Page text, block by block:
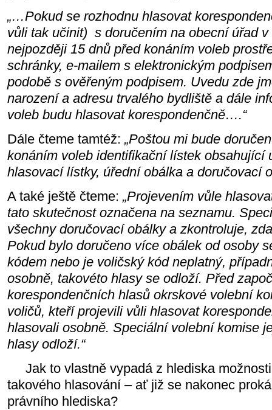
„…Pokud se rozhodnu hlasovat
vůli tak učinit) s doručením na obecní úřad
nejpozději 15 dnů před konáním voleb
schránky, e-mailem s elektronickým
podobě s ověřeným podpisem. Uvedu zde
narození a adresu trvalého bydliště a dále
voleb budu hlasovat korespondenčně….“
Dále čteme tamtéž: „Poštou mi bude
konáním voleb identifikační lístek obsahující
hlasovací lístky, úřední obálka a doručovací
A také ještě čteme: „Projevením vůle
tato skutečnost označena na seznamu.
všechny doručovací obálky a zkontroluje,
Pokud bylo doručeno více obálek od osoby
kódem nebo je voličský kód neplatný,
osobně, takovéto hlasy se odloží. Před
korespondenčních hlasů okrskové volební
voličů, kteří projevili vůli hlasovat
hlasovali osobně. Speciální volební komise
hlasy odloží.“
Jak to vlastně vypadá z hlediska
takového hlasování – ať již se nakonec
právního hlediska?